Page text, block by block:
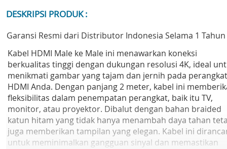
DESKRIPSI PRODUK :
Garansi Resmi dari Distributor Indonesia Selama 1 Tahun
Kabel HDMI Male ke Male ini menawarkan koneksi
berkualitas tinggi dengan dukungan resolusi 4K, ideal
menikmati gambar yang tajam dan jernih pada perangkat
HDMI Anda. Dengan panjang 2 meter, kabel ini
fleksibilitas dalam penempatan perangkat, baik itu TV,
monitor, atau proyektor. Dibalut dengan bahan braided
katun hitam yang tidak hanya menambah daya tahan
juga memberikan tampilan yang elegan. Kabel ini
untuk meminimalkan gangguan sinyal dan memastikan